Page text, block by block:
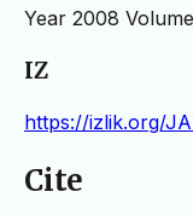
Year 2008
IZ
https://izlik.org/
Cite